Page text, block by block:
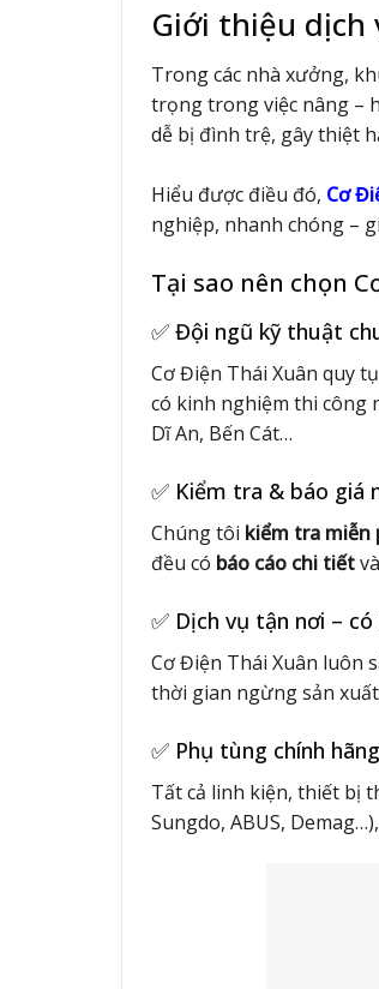
Giới thiệu dịch
Trong các nhà xưởng,
trọng trong việc nâng –
dễ bị đình trệ, gây thiệt
Hiểu được điều đó, Cơ
nghiệp, nhanh chóng –
Tại sao nên chọn
✅ Đội ngũ kỹ thuật
Cơ Điện Thái Xuân quy
có kinh nghiệm thi công
Dĩ An, Bến Cát…
✅ Kiểm tra & báo giá
Chúng tôi kiểm tra miễn
đều có báo cáo chi tiếtvà
✅ Dịch vụ tận nơi –
Cơ Điện Thái Xuân luôn
thời gian ngừng sản
✅ Phụ tùng chính
Tất cả linh kiện, thiết bị
Sungdo, ABUS,